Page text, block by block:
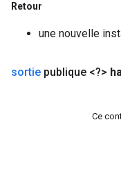
Retour
une nouvelle
sortie publique <?>
Ce